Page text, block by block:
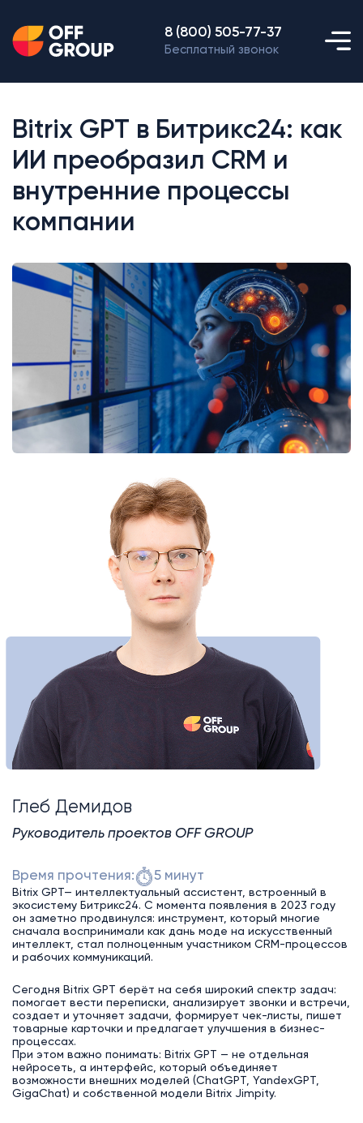
8 (800) 505-77-37
Бесплатный звонок
Bitrix GPT в Битрикс24: как
ИИ преобразил CRM и
внутренние процессы
компании
Глеб Демидов
Руководитель проектов OFF GROUP
Время прочтения: 5 минут
Bitrix GPT— интеллектуальный ассистент, встроенный в
экосистему Битрикс24. С момента появления в 2023 году
он заметно продвинулся: инструмент, который многие
сначала воспринимали как дань моде на искусственный
интеллект, стал полноценным участником CRM-процессов
и рабочих коммуникаций.
Сегодня Bitrix GPT берёт на себя широкий спектр задач:
помогает вести переписки, анализирует звонки и встречи,
создает и уточняет задачи, формирует чек-листы, пишет
товарные карточки и предлагает улучшения в бизнес-
процессах.
При этом важно понимать: Bitrix GPT — не отдельная
нейросеть, а интерфейс, который объединяет
возможности внешних моделей (ChatGPT, YandexGPT,
GigaChat) и собственной модели Bitrix Jimpity.